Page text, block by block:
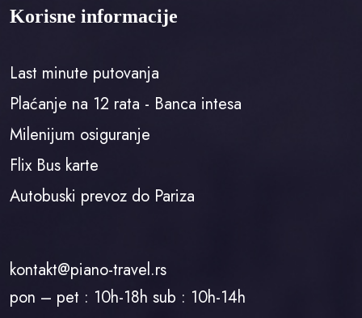
Korisne informacije
Last minute putovanja
Plaćanje na 12 rata - Banca intesa
Milenijum osiguranje
Flix Bus karte
Autobuski prevoz do Pariza
kontakt@piano-travel.rs
pon – pet : 10h-18h sub : 10h-14h